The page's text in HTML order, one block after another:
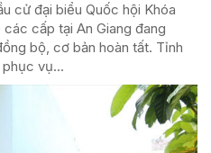
cử đại biểu Quốc hội Khóa
cấp tại An Giang đang
bộ, cơ bản hoàn tất. Tỉnh
vụ...